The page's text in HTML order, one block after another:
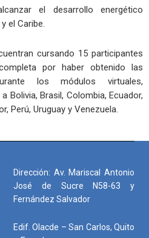
el desarrollo energético
el Caribe.
cursando 15 participantes
por haber obtenido las
los módulos virtuales,
Bolivia, Brasil, Colombia, Ecuador,
Perú, Uruguay y Venezuela.
Dirección: Av. Mariscal Antonio
José de Sucre N58-63 y
Fernández Salvador
Edif. Olacde – San Carlos, Quito